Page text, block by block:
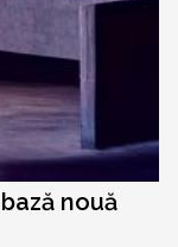
nouă